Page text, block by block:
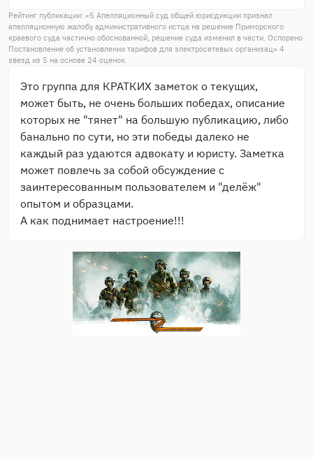
Рейтинг публикации: «5 Апелляционный суд общей юрисдикции признал
апелляционную жалобу административного истца на решение Приморского
краевого суда частично обоснованной, решение суда изменил в части. Оспорено
Постановление об установлении тарифов для электросетевых организац» 4
звезд из 5 на основе 24 оценок.
Это группа для КРАТКИХ заметок о текущих,
может быть, не очень больших победах, описание
которых не "тянет" на большую публикацию, либо
банально по сути, но эти победы далеко не
каждый раз удаются адвокату и юристу. Заметка
может повлечь за собой обсуждение с
заинтересованным пользователем и "делёж"
опытом и образцами.
А как поднимает настроение!!!